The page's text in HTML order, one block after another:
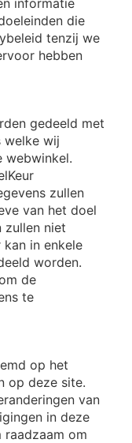
informatie
die
tenzij we
hebben
gedeeld met
welke wij
webwinkel.
zullen
van het doel
zullen niet
in enkele
worden.
de
te
op het
op deze site.
van
in deze
om